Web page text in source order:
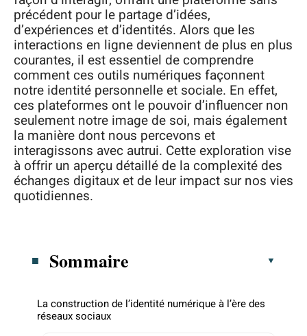
précédent pour le partage d’idées,
d’expériences et d’identités. Alors que les
interactions en ligne deviennent de plus en plus
courantes, il est essentiel de comprendre
comment ces outils numériques façonnent
notre identité personnelle et sociale. En effet,
ces plateformes ont le pouvoir d’influencer non
seulement notre image de soi, mais également
la manière dont nous percevons et
interagissons avec autrui. Cette exploration vise
à offrir un aperçu détaillé de la complexité des
échanges digitaux et de leur impact sur nos vies
quotidiennes.
Sommaire
La construction de l’identité numérique à l’ère des
réseaux sociaux